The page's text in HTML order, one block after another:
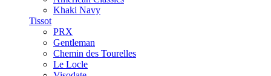
Khaki Navy
Tissot
PRX
Gentleman
Chemin des Tourelles
Le Locle